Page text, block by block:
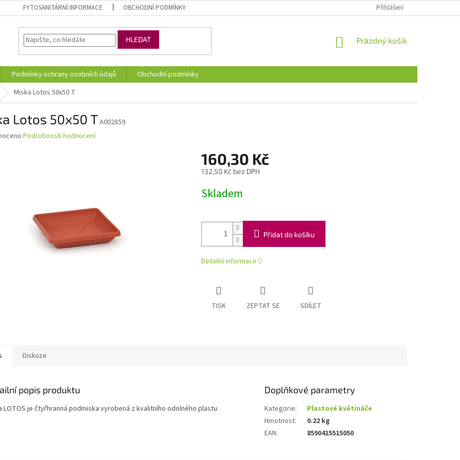
FYTOSANITÁRNÍ INFORMACE OBCHODNÍ PODMÍNKY Přihlášení
HLEDAT
NÁKUPNÍ
Prázdný košík
Podmínky ochrany osobních údajů
Obchodní podmínky
Miska Lotos 50x50 T
Lotos 50x50 TA002859
Podrobnosti hodnocení
160,30 Kč
132,50 Kč bez DPH
cena:
Skladem
Přidat do košíku
Detailní informace
TISK ZEPTAT SE SDÍLET
Diskuze
popis produktu
LOTOS je čtyřhranná podmiska vyrobená z kvalitního odolného plastu.
Doplňkové parametry
Kategorie:
Plastové květináče
Hmotnost:
0.22 kg
EAN: 8590415515050